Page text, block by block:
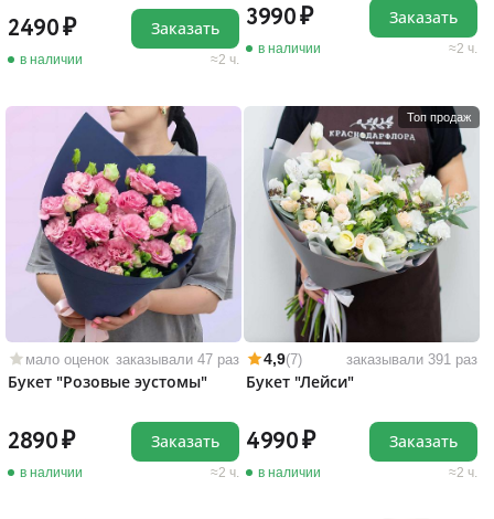
2490
в наличии 2 ч.
Заказать 3990
в наличии 2 ч.
Заказать
мало оценок заказывали 47 раз
Букет "Розовые эустомы"
2890
в наличии 2 ч.
Заказать
Топ продаж
4,9(7) заказывали 391 раз
Букет "Лейси"
4990
в наличии 2 ч.
Заказать